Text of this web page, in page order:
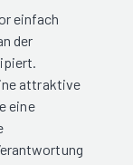
einfach
der
attraktive
eine